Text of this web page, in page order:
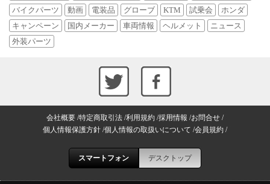
バイクパーツ
動画 電装品 グローブ KTM 試乗会
ホンダ
キャンペーン
国内メーカー 車両情報 ヘルメット
ニュース
外装パーツ
会社概要 特定商取引法 利用規約 採用情報 お問合せ
個人情報保護方針 個人情報の取扱いについて 会員規約
スマートフォン デスクトップ